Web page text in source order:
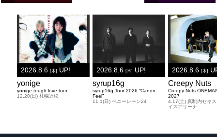
2026.8.6 [木] UP!
yonige
yonige tough love tour
12.20(日) 札幌近松
2026.8.6 [木] UP!
syrup16g
syrup16g Tour 2026 “Canon
Feel”
11.1(日) ペニーレーン24
2026.8.6 [木]
Creepy Nuts
Creepy Nuts
2027
4.17(土) 真駒内セキ
イスアリーナ